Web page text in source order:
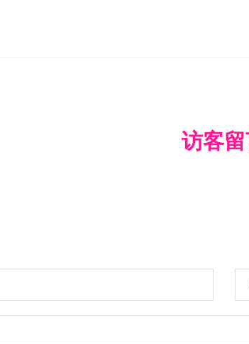
访客